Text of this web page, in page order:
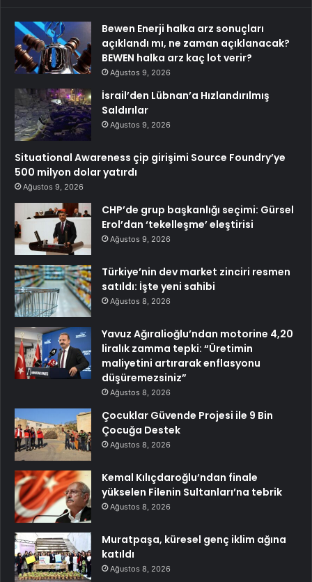
Bewen Enerji halka arz sonuçları
açıklandı mı, ne zaman açıklanacak?
BEWEN halka arz kaç lot verir?
Ağustos 9, 2026
İsrail’den Lübnan’a Hızlandırılmış
Saldırılar
Ağustos 9, 2026
Situational Awareness çip girişimi Source Foundry’ye
500 milyon dolar yatırdı
Ağustos 9, 2026
CHP’de grup başkanlığı seçimi: Gürsel
Erol’dan ‘tekelleşme’ eleştirisi
Ağustos 9, 2026
Türkiye’nin dev market zinciri resmen
satıldı: İşte yeni sahibi
Ağustos 8, 2026
Yavuz Ağıralioğlu’ndan motorine 4,20
liralık zamma tepki: “Üretimin
maliyetini artırarak enflasyonu
düşüremezsiniz”
Ağustos 8, 2026
Çocuklar Güvende Projesi ile 9 Bin
Çocuğa Destek
Ağustos 8, 2026
Kemal Kılıçdaroğlu’ndan finale
yükselen Filenin Sultanları’na tebrik
Ağustos 8, 2026
Muratpaşa, küresel genç iklim ağına
katıldı
Ağustos 8, 2026